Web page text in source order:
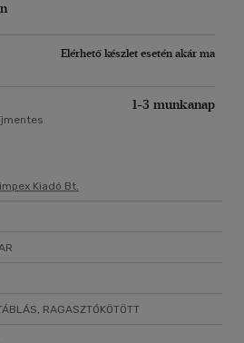
Elérhető készlet esetén akár ma
1-3 munkanap
Kiadó Bt.
RAGASZTÓKÖTÖTT